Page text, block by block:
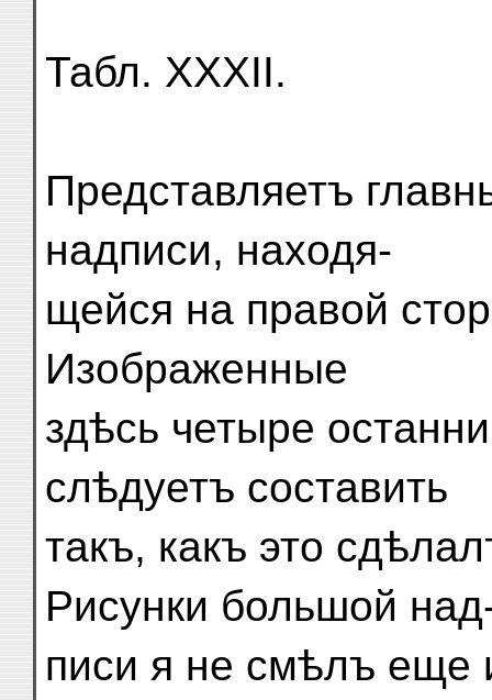
Табл. XXXII.
Представляетъ
надписи, находя-
щейся на правой
Изображенные
здѣсь четыре
слѣдуетъ составить
такъ, какъ это
Рисунки большой
писи я не смѣлъ еще